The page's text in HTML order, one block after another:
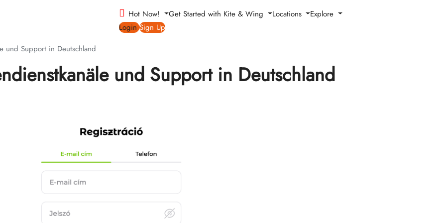
Hot Now! Get Started with Kite & Wing Locations
Explore
LoginSign Up
und Support in Deutschland
und Support in Deutschland